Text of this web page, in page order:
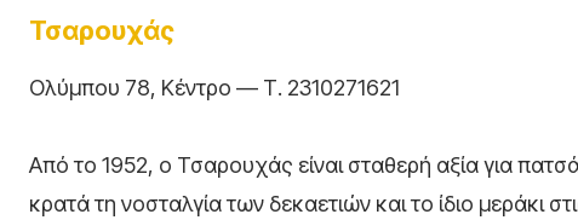
Τσαρουχάς
Ολύμπου 78, Κέντρο — Τ. 2310271621
Από το 1952, ο Τσαρουχάς είναι σταθερή αξία για
κρατά τη νοσταλγία των δεκαετιών και το ίδιο μεράκι